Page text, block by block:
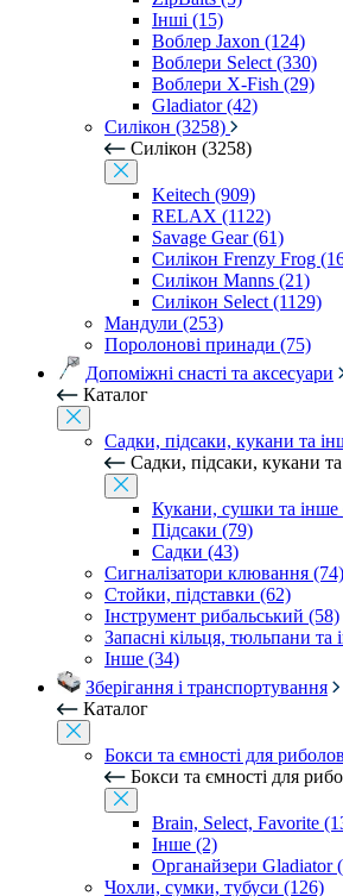
Інші (15)
Воблер Jaxon (124)
Воблери Select (330)
Воблери X-Fish (29)
Gladiator (42)
Силікон (3258)
Силікон (3258)
Keitech (909)
RELAX (1122)
Savage Gear (61)
Силікон Frenzy Frog
Силікон Manns (21)
Силікон Select (1129)
Мандули (253)
Поролонові принади (75)
Допоміжні снасті та аксесуари
Каталог
Садки, підсаки, кукани та
Садки, підсаки, кукани
Кукани, сушки та інше
Підсаки (79)
Садки (43)
Сигналізатори клювання (74)
Стойки, підставки (62)
Інструмент рибальський (58)
Запасні кільця, тюльпани та
Інше (34)
Зберігання і транспортування
Каталог
Бокси та ємності для
Бокси та ємності для
Brain, Select, Favorite
Інше (2)
Органайзери Gladiator
Чохли, сумки, тубуси (126)